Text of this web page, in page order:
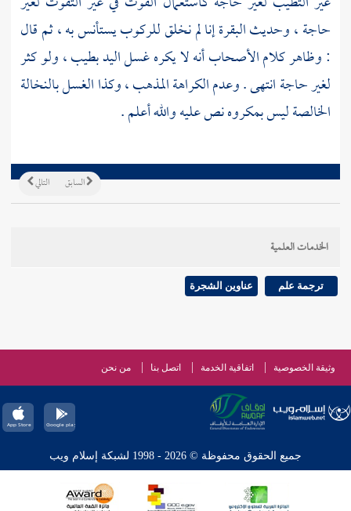
حاجة ، وحديث البقرة إنا لم نخلق للركوب يستأنس به ، ثم قال
: وظاهر كلام الأصحاب أنه لا يكره غسل اليد بطيب ، ولو كثر
لغير حاجة انتهى . وعدم الكراهة المذهب ، وكذا الغسل بالنخالة
الخالصة ليس بمكروه نص عليه والله أعلم .
التالي السابق
الخدمات العلمية
ترجمة علم عناوين الشجرة
وثيقة الخصوصية اتفاقية الخدمة اتصل بنا من نحن
جميع الحقوق محفوظة © 2026 - 1998 لشبكة إسلام ويب